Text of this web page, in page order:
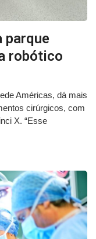
parque
robótico
Américas, dá mais
cirúrgicos, com
X. “Esse